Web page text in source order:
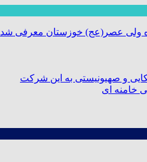
ولی عصر(عج) خوزستان معرفی شد
و صهیونیستی به این شرکت
خامنه ای